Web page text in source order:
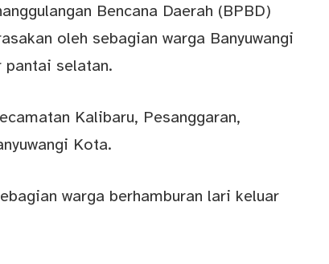
Bencana Daerah (BPBD)
oleh sebagian warga Banyuwangi
pantai selatan.
Kalibaru, Pesanggaran,
Kota.
warga berhamburan lari keluar